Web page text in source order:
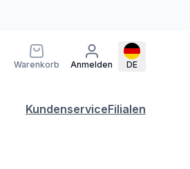
Warenkorb Anmelden DE
KundenserviceFilialen